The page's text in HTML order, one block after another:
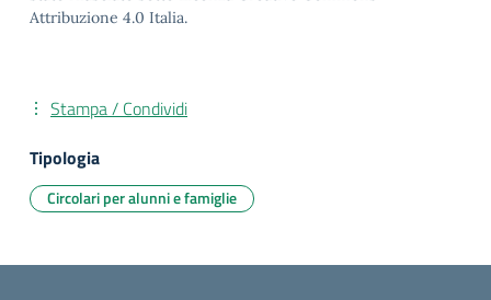
Attribuzione 4.0 Italia.
Stampa / Condividi
Tipologia
Circolari per alunni e famiglie